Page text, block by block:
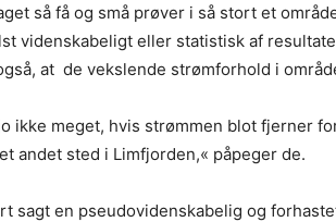
så få og små prøver i så stort et
videnskabeligt eller statistisk af
at de vekslende strømforhold i
ikke meget, hvis strømmen blot fjerner
andet sted i Limfjorden,« påpeger de.
sagt en pseudovidenskabelig og